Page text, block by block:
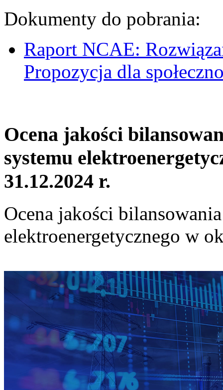
Dokumenty do pobrania:
Raport NCAE:
Propozycja dla
Ocena jakości
systemu
31.12.2024 r.
Ocena jakości
elektroenergetycznego w